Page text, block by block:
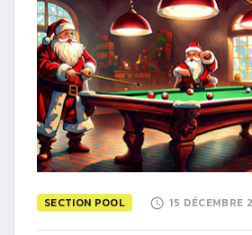
SECTION POOL 15 DÉCEMBRE